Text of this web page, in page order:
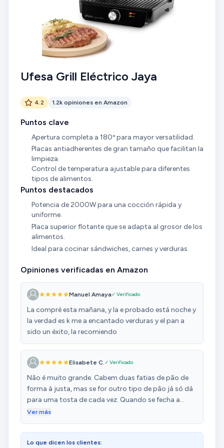
Ufesa Grill Eléctrico Jaya
4.2 1.2k opiniones en Amazon
Puntos clave
Apertura completa a 180º para mayor versatilidad.
Placas antiadherentes de gran tamaño que facilitan la
limpieza.
Control de temperatura ajustable para diferentes
tipos de alimentos.
Puntos destacados
Potencia de 2000W para una cocción rápida y
uniforme.
Placa superior flotante que se adapta al grosor de los
alimentos.
Ideal para cocinar sándwiches, carnes y verduras.
Opiniones verificadas en Amazon
Manuel Amaya✓ Verificado
La compré esta mañana, y la e probado está noche y
la verdad es k me a encantado verduras y el pan a
sido un éxito, la recomiendo
Elisabete C.✓ Verificado
Não é muito grande. Cabem duas fatias de pão de
forma à justa, mas se for outro tipo de pão já só dá
para uma tosta de cada vez. Quando se fecha a
tampa tem tendência a empurrar a tosta para a
levantando aparte de traz da tampa e ajeitando o
pão. É pena não dar para retirar as placas para
Ver más
Lo que dicen los clientes: